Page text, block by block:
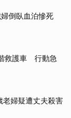
倒臥血泊慘死
救護車 行動急
婦疑遭丈夫殺害